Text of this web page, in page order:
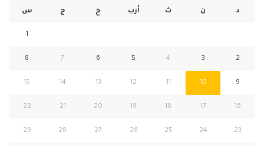
د ن ث أرب خ ج س
1
2
3
4
5
6
7
8
9
10
11
12
13
14
15
16
17
18
19
20
21
22
23
24
25
26
27
28
29